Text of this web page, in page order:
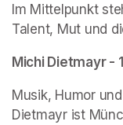
Im Mittelpunkt
Talent, Mut und
Michi Dietmayr -
Musik, Humor
Dietmayr ist